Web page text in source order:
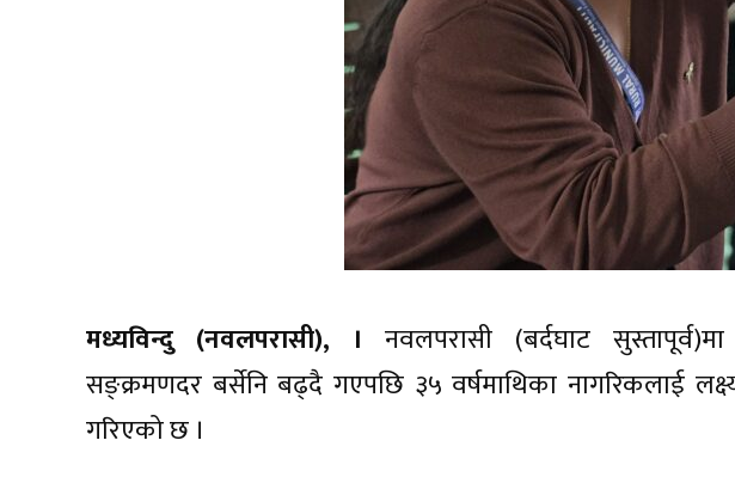
मध्यविन्दु (नवलपरासी), । नवलपरासी (बर्दघाट
सङ्क्रमणदर बर्सेनि बढ्दै गएपछि ३५ वर्षमाथिका नागरिकलाई
गरिएको छ ।